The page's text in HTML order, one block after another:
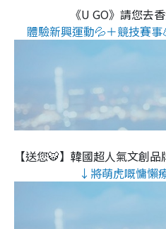
《U GO》請您去
體驗新興運動💦＋競技賽
【送您🐯】韓國超人氣文創
↓將萌虎嘅慵懶